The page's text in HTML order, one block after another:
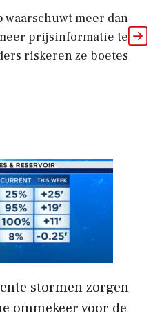
meer dan
prijsinformatie te
riskeren ze boetes
stormen zorgen
ommekeer voor de